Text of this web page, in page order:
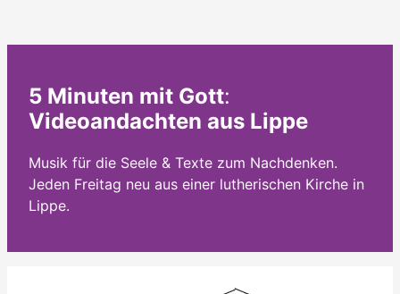
5 Minuten mit Gott:
Videoandachten aus Lippe
Musik für die Seele & Texte zum Nachdenken.
Jeden Freitag neu aus einer lutherischen Kirche in
Lippe.